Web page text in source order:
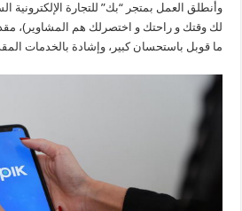
وأنطلق العمل بمتجر “بك” للتجارة الإلكترونية
لك وقتك و راحتك و اختصرلك هم المشاوير)،
ما قوبل باستحسان كبير، وإشادة بالخدمات